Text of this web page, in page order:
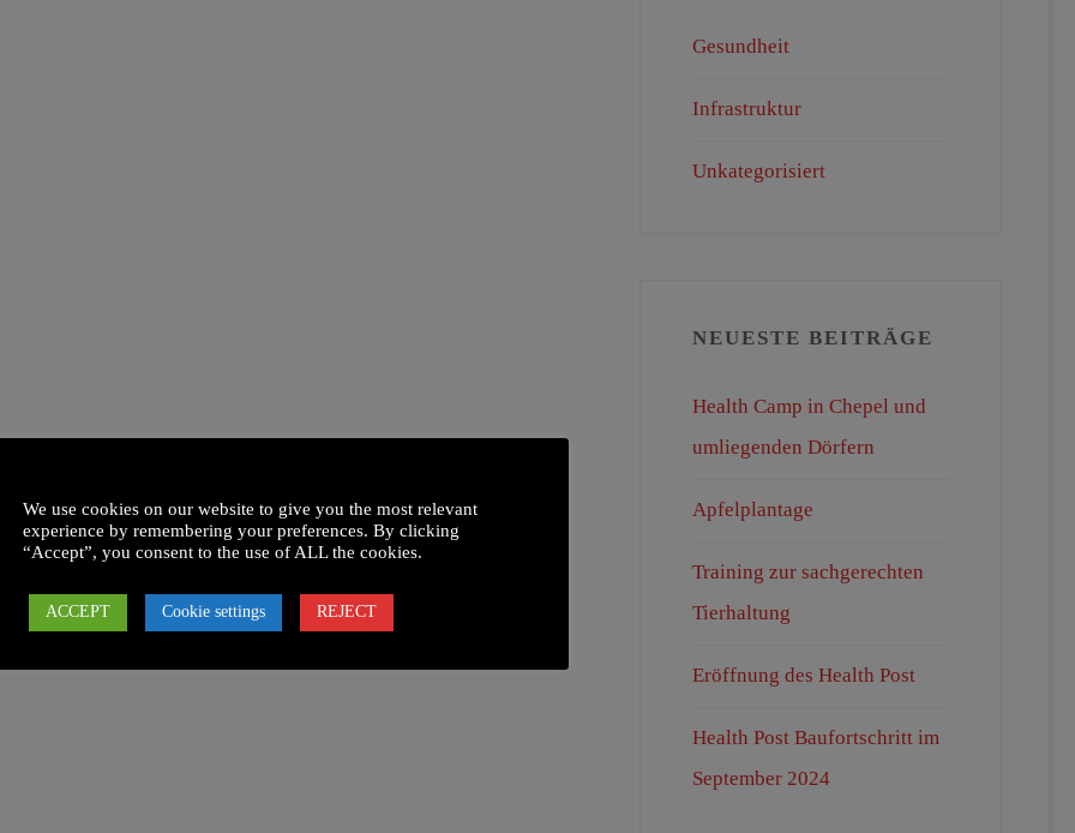
Gesundheit
Infrastruktur
Unkategorisiert
NEUESTE BEITRÄGE
Health Camp in Chepel und
umliegenden Dörfern
Apfelplantage
Training zur sachgerechten
Tierhaltung
Eröffnung des Health Post
Health Post Baufortschritt im
September 2024
We use cookies on our website to give you the most relevant
experience by remembering your preferences. By clicking
“Accept”, you consent to the use of ALL the cookies.
ACCEPT Cookie settings REJECT